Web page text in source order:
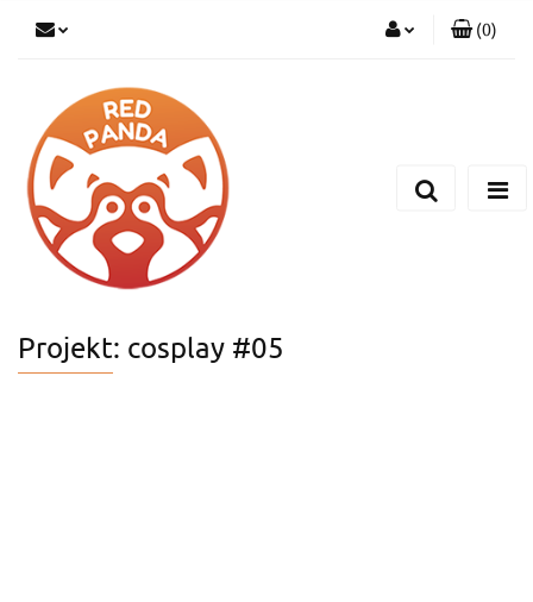
(0)
Projekt: cosplay #05